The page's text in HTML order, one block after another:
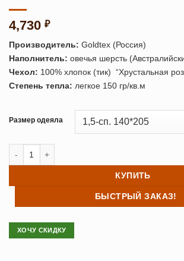
4,730 ₽
Производитель: Goldtex (Россия)
Наполнитель: овечья шерсть
Чехол: 100% хлопок (тик) “Хрустальная
Степень тепла: легкое 150 гр/кв.м
Размер одеяла
КУПИТЬ
БЫСТРЫЙ ЗАКАЗ!
ХОЧУ СКИДКУ